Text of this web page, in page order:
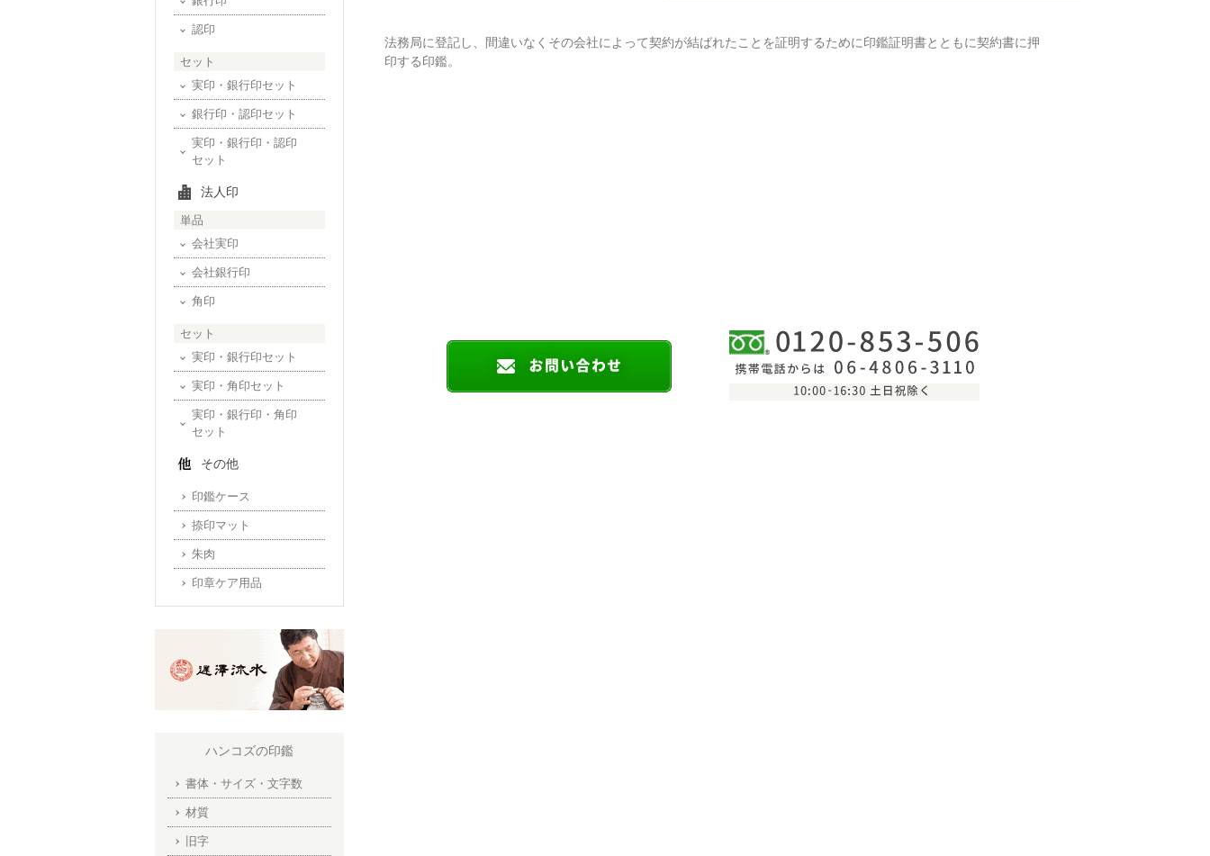
法務局に登記し、間違いなくその会社によって契約が結ばれたことを証明するために印鑑証明書とともに契約書に押
印する印鑑。
認印
セット
実印・銀行印セット
銀行印・認印セット
実印・銀行印・認印
セット
法人印
単品
会社実印
会社銀行印
角印
セット
実印・銀行印セット
実印・角印セット
実印・銀行印・角印
セット
その他
印鑑ケース
捺印マット
朱肉
印章ケア用品
ハンコズの印鑑
書体・サイズ・文字数
材質
旧字